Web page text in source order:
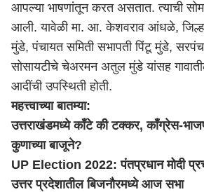
आपल्या भाषणांतून करत असतात. त्याची
आली. यावेळी मा. आ. केशवराव आंधळे,
मुंडे, पंचायत समिती सभापती पिंटू मुंडे,
सोसायटीचे चेअरमन अतुल मुंडे यांसह
आदींची उपस्थिती होती.
महत्त्वाच्या बातम्या:
उत्तराखंडमध्ये काँटे की टक्कर, काँग्रेस-
कुणाच्या बाजूने?
UP Election 2022: पंतप्रधान मोदी
उत्तर प्रदेशातील बिजनौरमध्ये आज सभा